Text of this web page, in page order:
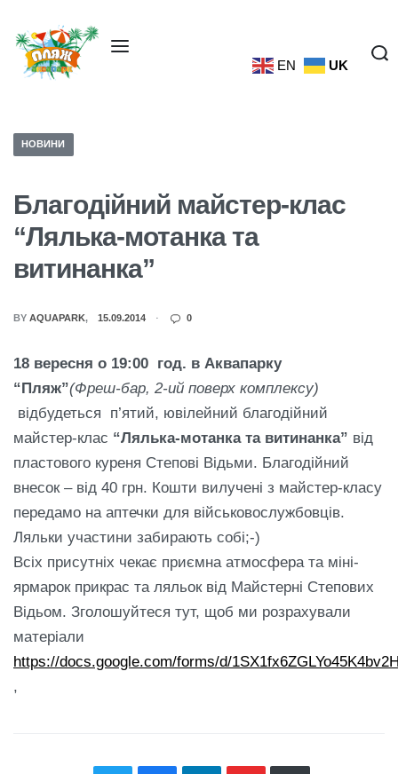
EN UK
НОВИНИ
Благодійний майстер-клас
“Лялька-мотанка та
витинанка”
BY AQUAPARK 15.09.2014 0
18 вересня о 19:00 год. в Аквапарку
“Пляж”(Фреш-бар, 2-ий поверх комплексу)
відбудеться п’ятий, ювілейний благодійний
майстер-клас “Лялька-мотанка та витинанка” від
пластового куреня Степові Відьми. Благодійний
внесок – від 40 грн. Кошти вилучені з майстер-класу
передамо на аптечки для військовослужбовців.
Ляльки участини забирають собі;-)
Всіх присутніх чекає приємна атмосфера та міні-
ярмарок прикрас та ляльок від Майстерні Степових
Відьом. Зголошуйтеся тут, щоб ми розрахували
матеріали
https://docs.google.com/forms/d/
,